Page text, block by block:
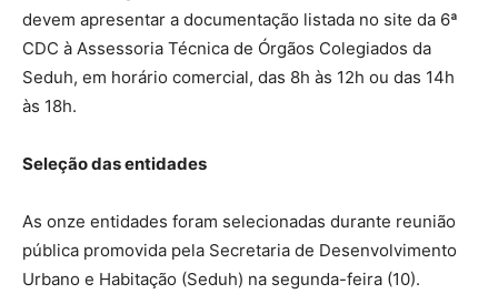
devem apresentar a documentação listada no site da 6ª
CDC à Assessoria Técnica de Órgãos Colegiados da
Seduh, em horário comercial, das 8h às 12h ou das 14h
às 18h.
Seleção das entidades
As onze entidades foram selecionadas durante reunião
pública promovida pela Secretaria de Desenvolvimento
Urbano e Habitação (Seduh) na segunda-feira (10).